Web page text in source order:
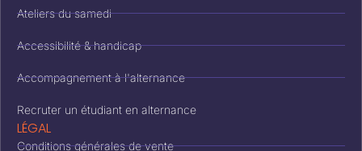
Ateliers du samedi
Accessibilité & handicap
Accompagnement à l'alternance
Recruter un étudiant en alternance
LÉGAL
Conditions générales de vente